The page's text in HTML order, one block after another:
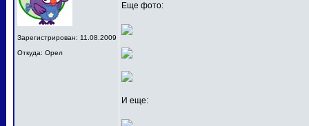
Зарегистрирован: 11.08.2009
Откуда: Орел
Еще фото:
И еще: